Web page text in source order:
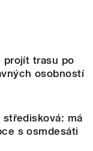
projít trasu po
osobností
má
s osmdesáti